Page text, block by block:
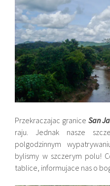
Przekraczajac granice San
raju. Jednak nasze
polgodzinnym
bylismy w szczerym polu!
tablice, informujace nas o